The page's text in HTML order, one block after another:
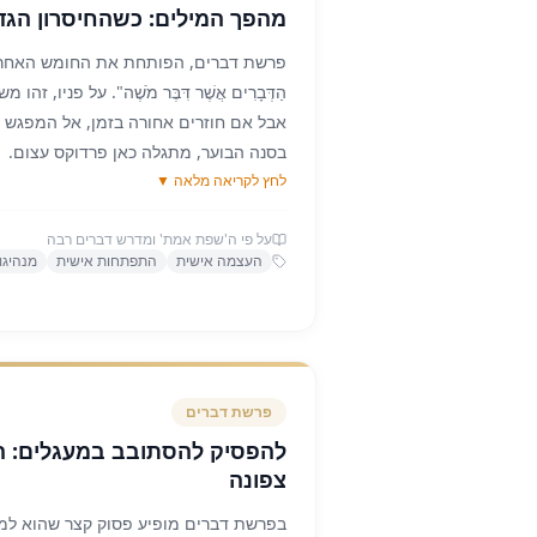
ה"שפת אמת" מסביר שמשה לא עבר
לחלוטין לעם, כשהוא התמלא באהבה
שעומד להיכנס לארץ ישראל – המילים
שלו בדיבור נבע מתוך ענווה עצומה,
שראויות להיאמר. אך ברגע שהוא הבין
הגדולה ביותר שלו הפכה לעוצמת חייו.
המסר עבורנו הוא פוקח עיניים: לעיתים
דרכו החוצה.
מהפך המילים: כשהחיסרון
פרשת דברים, הפותחת את החומש
הַדְּבָרִים אֲשֶׁר דִּבֶּר מֹשֶׁה". על פניו, זהו
אבל אם חוזרים אחורה בזמן, אל
בסנה הבוער, מתגלה כאן פרדוקס עצום.
כאשר משה נדרש להנהיג את העם
מגדיר את עצמו דרך המוגבלות שלו. הוא
בדיוק הסיבה שהוא לא ראוי ולא יכול
אותו דיבור, ספר "דברים". המדרש
ה"שפת אמת" מסביר כאן עיקרון רוחני
הוא לא מחסום, הוא קריאת כיוון. דווקא
הגדול ביותר - שם טמון הייעוד המרכזי
מהגמגום שלו באורח קסם חסר הסבר.
לחץ לקריאה מלאה ▼
על פי ה'שפת אמת' ומדרש דברים רבה
העצמה אישית
התפתחות אישית
פרשתדברים
להפסיק להסתובב במעגלים:
צפונה
בפרשת דברים מופיע פסוק קצר שהוא